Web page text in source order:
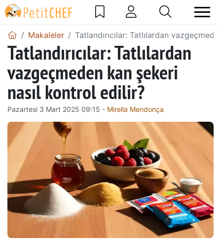
Makaleler Tatlandırıcılar: Tatlılardan
Tatlandırıcılar: Tatlılardan
vazgeçmeden kan şekeri
nasıl kontrol edilir?
Pazartesi 3 Mart 2025 09:15 - Mirella Mendonça